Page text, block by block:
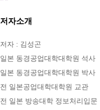
저자소개
저자 : 김성곤
일본 동경공업대학대학원 석사
일본 동경공업대학대학원 박사
전 일본공업대학대학원 교관
전 일본 방송대학 정보처리입문